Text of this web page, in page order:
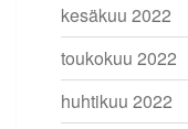
kesäkuu 2022
toukokuu 2022
huhtikuu 2022